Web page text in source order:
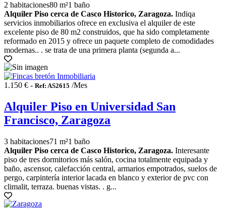
2 habitaciones80 m²1 baño
Alquiler Piso cerca de Casco Historico, Zaragoza. Indiqa
servicios inmobiliarios ofrece en exclusiva el alquiler de este
excelente piso de 80 m2 construidos, que ha sido completamente
reformado en 2015 y ofrece un paquete completo de comodidades
modernas.. . se trata de una primera planta (segunda a...
1.150 € - Ref: AS2615 /Mes
Alquiler Piso en Universidad San
Francisco, Zaragoza
3 habitaciones71 m²1 baño
Alquiler Piso cerca de Casco Historico, Zaragoza. Interesante
piso de tres dormitorios más salón, cocina totalmente equipada y
baño, ascensor, calefacción central, armarios empotrados, suelos de
pergo, carpintería interior lacada en blanco y exterior de pvc con
climalit, terraza. buenas vistas. . g...